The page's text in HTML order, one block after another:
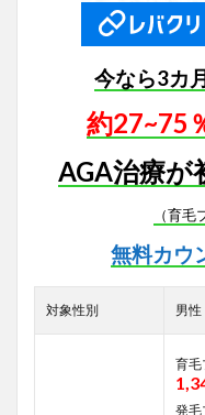
今なら3カ
約27~75
AGA治療が
（育毛
無料カウ
対象性別 男性
育
発